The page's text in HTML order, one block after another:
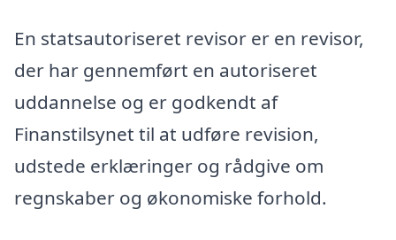
En statsautoriseret revisor er en revisor,
der har gennemført en autoriseret
uddannelse og er godkendt af
Finanstilsynet til at udføre revision,
udstede erklæringer og rådgive om
regnskaber og økonomiske forhold.